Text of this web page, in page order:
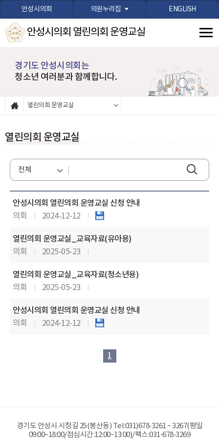
본문바로가기
안성시의회 의원누리집 ENGLISH
안성시의회 열린의회 운영교실
경기도 안성시의회는
청소년 여러분과 함께합니다.
열린의회 운영교실
열린의회 운영교실
안성시의회 열린의회 운영교실 신청 안내
의회 2024-12-12
열린의회 운영교실_교육자료(유아용)
의회 2025-05-23
열린의회 운영교실_교육자료(청소년용)
의회 2025-05-23
안성시의회 열린의회 운영교실 신청 안내
의회 2024-12-12
1
경기도 안성시 시청길 25(봉산동) Tel:031)678-3261~3267(평일
09:00~18:00/점심시간:12:00~13:00)/팩스:031-678-3269